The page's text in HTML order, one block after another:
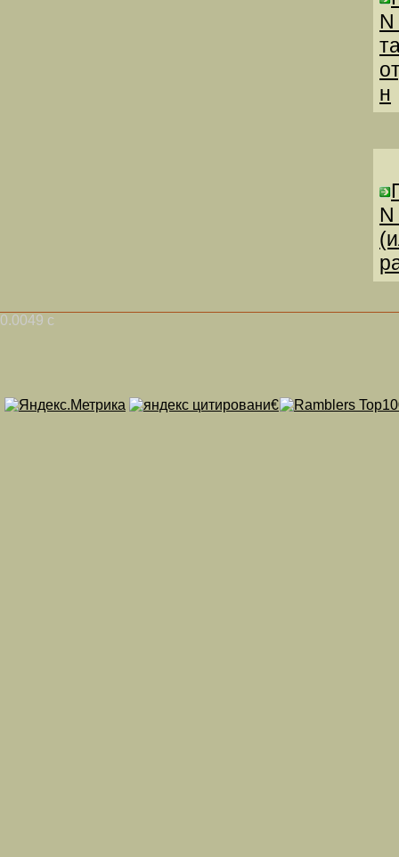
н
0.0049 с